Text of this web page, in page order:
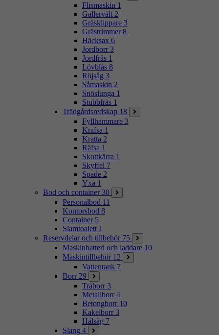
Flismaskin 1
Gallervält 2
Gräsklippare 3
Grästrimmer 8
Häcksax 6
Jordborr 3
Jordfräs 1
Lövblås 8
Röjsåg 3
Såmaskin 2
Snöslunga 1
Stubbfräs 1
Trädgårdsredskap 18
Fyllhammare 3
Krafsa 1
Kratta 2
Räfsa 1
Skottkärra 1
Skyffel 7
Spade 2
Yxa 1
Bod och container 30
Personalbod 11
Kontorsbod 8
Container 5
Slamtoalett 1
Reservdelar och tillbehör 75
Maskinbatteri och laddare 10
Maskintillbehör 12
Vattentank 7
Borr 29
Träborr 3
Metallborr 4
Betongborr 10
Kakelborr 3
Hålsåg 7
Slang 4